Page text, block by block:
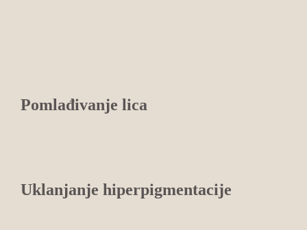
Pomlađivanje lica
Uklanjanje hiperpigmentacije